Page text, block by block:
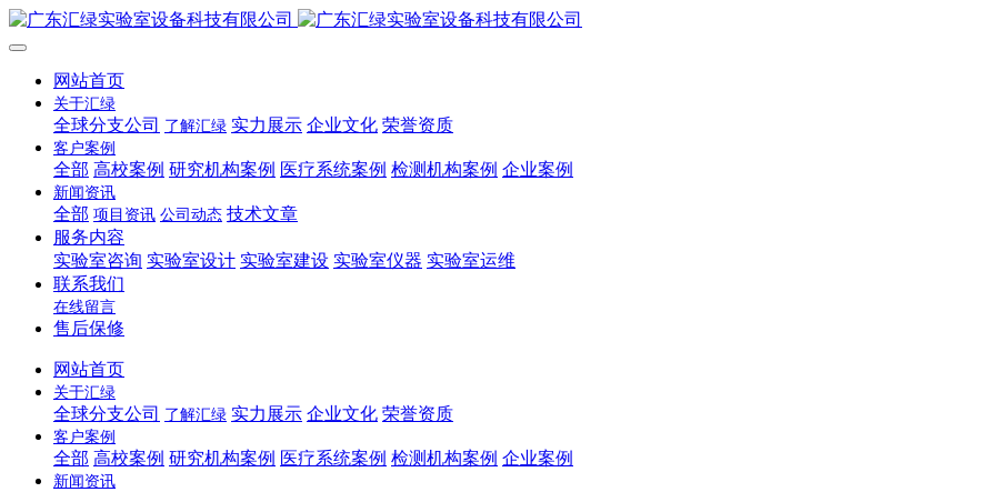
网站首页
关于汇绿
全球分支公司 了解汇绿 实力展示 企业文化 荣誉资质
客户案例
全部 高校案例 研究机构案例 医疗系统案例 检测机构案例 企业案例
新闻资讯
全部 项目资讯 公司动态 技术文章
服务内容
实验室咨询 实验室设计 实验室建设 实验室仪器 实验室运维
联系我们
在线留言
售后保修
网站首页
关于汇绿
全球分支公司 了解汇绿 实力展示 企业文化 荣誉资质
客户案例
全部 高校案例 研究机构案例 医疗系统案例 检测机构案例 企业案例
新闻资讯